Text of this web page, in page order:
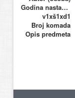
Godina nastanka
v1xš1xd1
Broj komada
Opis predmeta